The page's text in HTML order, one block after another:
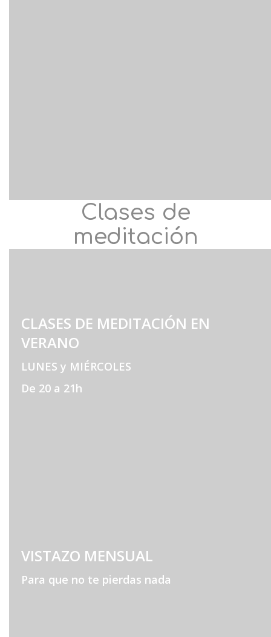
Clases de
meditación
CLASES DE MEDITACIÓN EN
VERANO
LUNES y MIÉRCOLES
De 20 a 21h
VISTAZO MENSUAL
Para que no te pierdas nada